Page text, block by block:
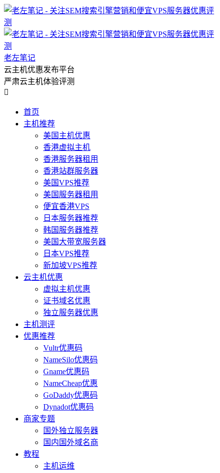
老左笔记
云主机优惠发布平台
严肃云主机体验评测

首页
主机推荐
美国主机优惠
香港虚拟主机
香港服务器租用
香港站群服务器
美国VPS推荐
美国服务器租用
便宜香港VPS
日本服务器推荐
韩国服务器推荐
美国大带宽服务器
日本VPS推荐
新加坡VPS推荐
云主机优惠
虚拟主机优惠
证书域名优惠
独立服务器优惠
主机测评
优惠推荐
Vultr优惠码
NameSilo优惠码
Gname优惠码
NameCheap优惠
GoDaddy优惠码
Dynadot优惠码
商家专题
国外独立服务器
国内国外域名商
教程
主机运维